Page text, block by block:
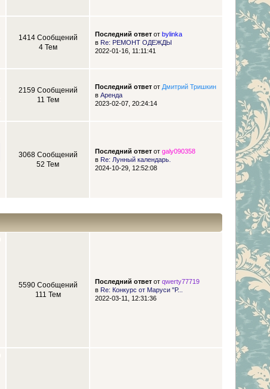
1414 Сообщений
4 Тем
Последний ответот bylinka
в Re: РЕМОНТ ОДЕЖДЫ
2022-01-16, 11:11:41
2159 Сообщений
11 Тем
Последний ответот Дмитрий Тришкин
в Аренда
2023-02-07, 20:24:14
3068 Сообщений
52 Тем
Последний ответот galy090358
в Re: Лунный календарь.
2024-10-29, 12:52:08
5590 Сообщений
111 Тем
Последний ответот qwerty77719
в Re: Конкурс от Маруси "Р...
2022-03-11, 12:31:36